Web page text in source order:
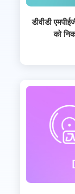
डीवीडी
को